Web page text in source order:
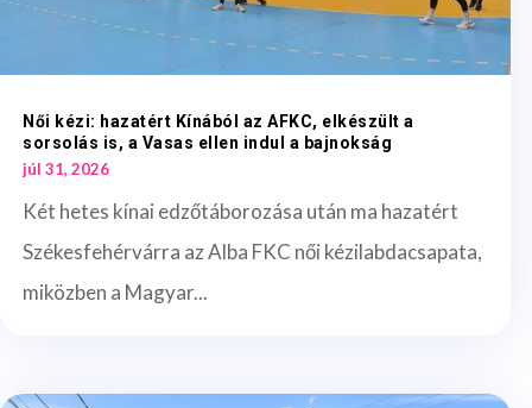
Női kézi: hazatért Kínából az AFKC, elkészült a
sorsolás is, a Vasas ellen indul a bajnokság
júl 31, 2026
Két hetes kínai edzőtáborozása után ma hazatért
Székesfehérvárra az Alba FKC női kézilabdacsapata,
miközben a Magyar...